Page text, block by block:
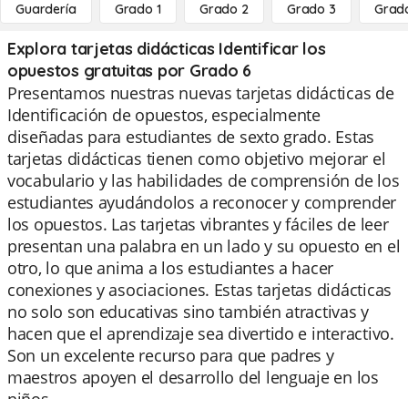
Guardería Grado 1 Grado 2 Grado 3
Explora tarjetas didácticas Identificar los
opuestos gratuitas por Grado 6
Presentamos nuestras nuevas tarjetas didácticas de
Identificación de opuestos, especialmente
diseñadas para estudiantes de sexto grado. Estas
tarjetas didácticas tienen como objetivo mejorar el
vocabulario y las habilidades de comprensión de los
estudiantes ayudándolos a reconocer y comprender
los opuestos. Las tarjetas vibrantes y fáciles de leer
presentan una palabra en un lado y su opuesto en el
otro, lo que anima a los estudiantes a hacer
conexiones y asociaciones. Estas tarjetas didácticas
no solo son educativas sino también atractivas y
hacen que el aprendizaje sea divertido e interactivo.
Son un excelente recurso para que padres y
maestros apoyen el desarrollo del lenguaje en los